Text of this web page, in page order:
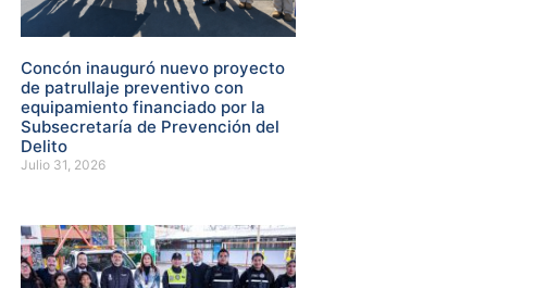
Concón inauguró nuevo proyecto
de patrullaje preventivo con
equipamiento financiado por la
Subsecretaría de Prevención del
Delito
Julio 31, 2026